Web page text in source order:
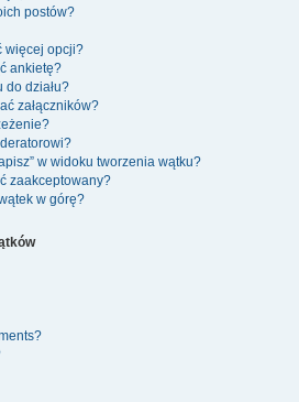
postów?
więcej opcji?
ankietę?
do działu?
załączników?
w widoku tworzenia wątku?
zaakceptowany?
w górę?